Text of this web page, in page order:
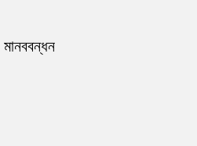
মানববন্ধন